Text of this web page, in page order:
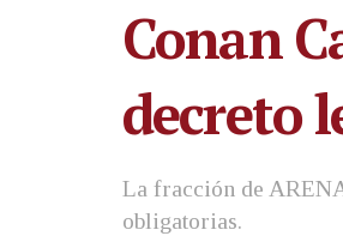
Conan
decreto
La fracción de
obligatorias.